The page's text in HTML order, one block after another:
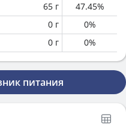
65 г 47.45%
0 г 0%
0 г 0%
питания